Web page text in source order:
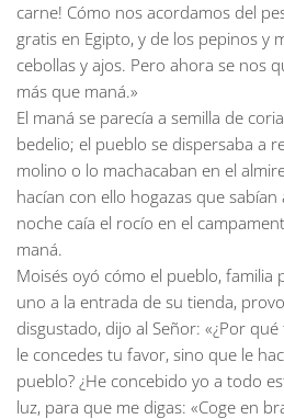
carne! Cómo nos acordamos del
gratis en Egipto, y de los pepinos y
cebollas y ajos. Pero ahora se nos
más que maná.»
El maná se parecía a semilla de
bedelio; el pueblo se dispersaba a
molino o lo machacaban en el
hacían con ello hogazas que
noche caía el rocío en el
maná.
Moisés oyó cómo el pueblo, familia
uno a la entrada de su tienda,
disgustado, dijo al Señor: «¿Por
le concedes tu favor, sino que le
pueblo? ¿He concebido yo a todo
luz, para que me digas: «Coge en